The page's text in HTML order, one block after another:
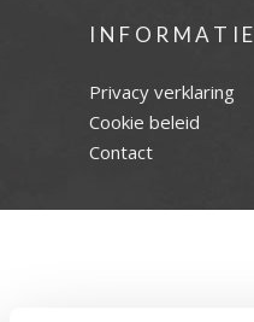
INFORMATIE
Privacy verklaring
Cookie beleid
Contact